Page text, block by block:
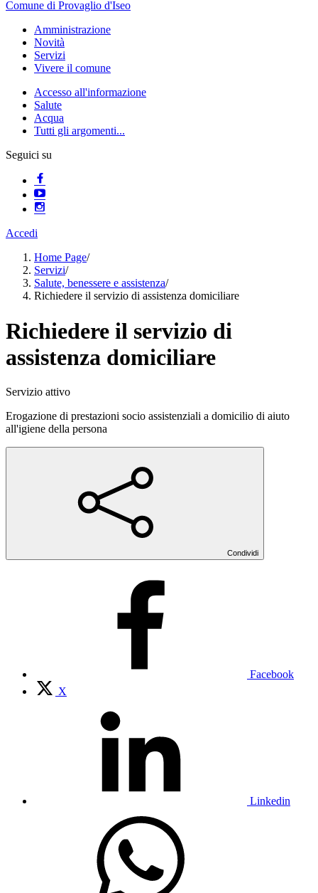
Comune di Provaglio d'Iseo
Amministrazione
Novità
Servizi
Vivere il comune
Accesso all'informazione
Salute
Acqua
Tutti gli argomenti...
Seguici su
Accedi
Home Page/
Servizi/
Salute, benessere e assistenza/
Richiedere il servizio di assistenza domiciliare
Richiedere il servizio di
assistenza domiciliare
Servizio attivo
Erogazione di prestazioni socio assistenziali a domicilio di aiuto
all'igiene della persona
Condividi
Facebook
X
Linkedin